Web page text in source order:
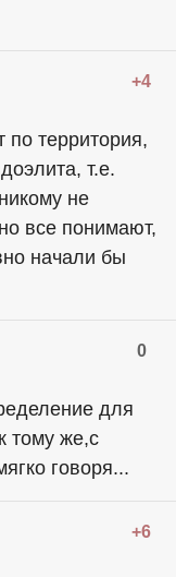
+4
по территория,
т.е.
не
все понимают,
начали бы
0
для
тому же,с
говоря...
+6